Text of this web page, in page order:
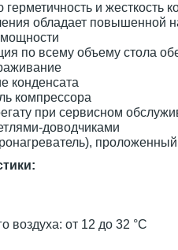
и жесткость
обладает повышенной
по всему объему стола
конденсата
компрессора
при сервисном
доводчиками
воздуха: от 12 до 32 °C